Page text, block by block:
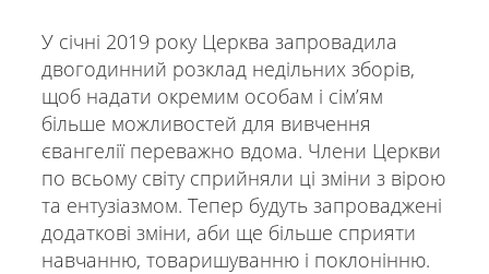
У січні 2019 року Церква запровадила
двогодинний розклад недільних зборів,
щоб надати окремим особам і сімʼям
більше можливостей для вивчення
євангелії переважно вдома. Члени Церкви
по всьому світу сприйняли ці зміни з вірою
та ентузіазмом. Тепер будуть запроваджені
додаткові зміни, аби ще більше сприяти
навчанню, товаришуванню і поклонінню.